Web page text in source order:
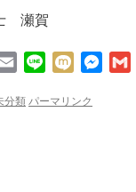
瀬賀
Email Line Mixi
分類 パーマリンク